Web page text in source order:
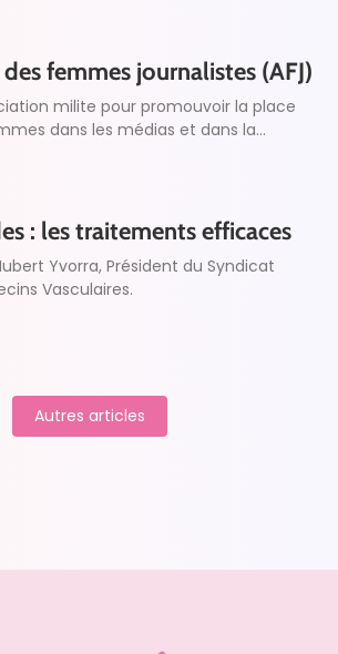
des femmes journalistes (AFJ)
milite pour promouvoir la place
dans les médias et dans la...
: les traitements efficaces
Yvorra, Président du Syndicat
Vasculaires.
Autres articles